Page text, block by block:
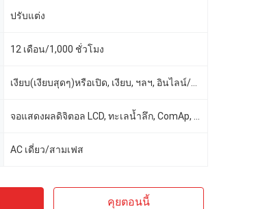
ปรับแต่ง
12 เดือน/1,000 ชั่วโมง
AC เดี่ยว/สามเฟส
คุยตอนนี้